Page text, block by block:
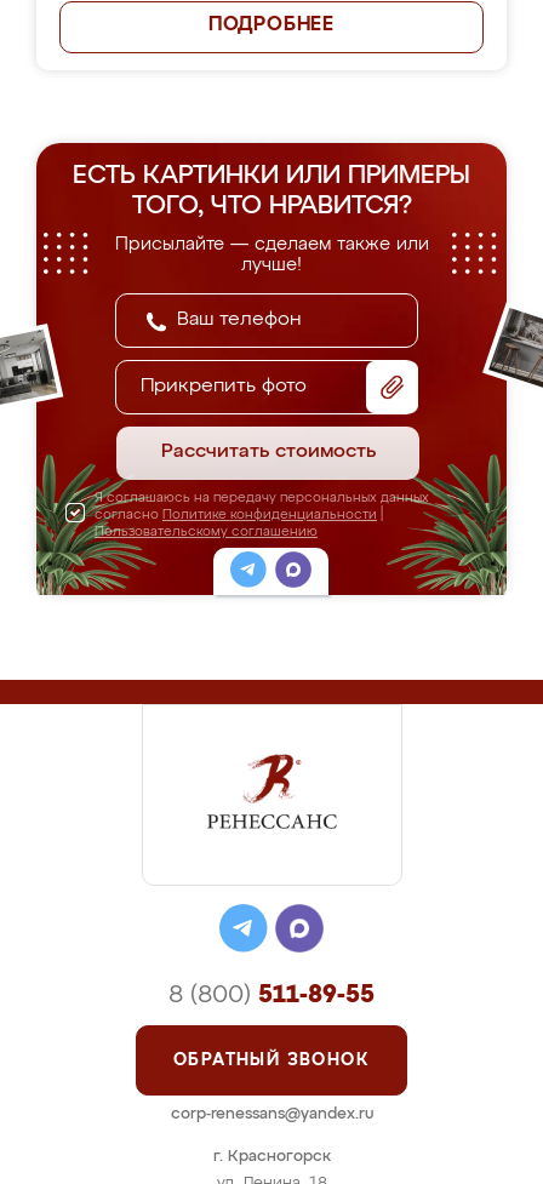
ПОДРОБНЕЕ
ЕСТЬ КАРТИНКИ ИЛИ ПРИМЕРЫ
ТОГО, ЧТО НРАВИТСЯ?
Присылайте — сделаем также или
лучше!
Прикрепить фото
Рассчитать стоимость
Я соглашаюсь на передачу персональных данных
согласно Политике конфиденциальности
Пользовательскому соглашению
г. Красногорск
8 (800) 511-89-55
ОБРАТНЫЙ ЗВОНОК
corp-renessans@yandex.ru